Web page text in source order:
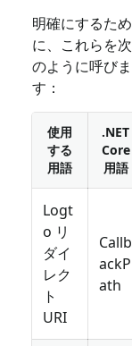
明確にするため
に、これらを次
のように呼びま
す：
使用
する
用語
.NET
Core
用語
Logt
o リ
ダイ
レク
ト
URI
Callb
ackP
ath